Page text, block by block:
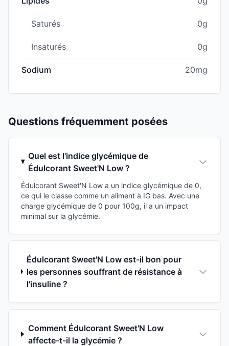
Saturés 0g
Insaturés 0g
Sodium 20mg
Questions fréquemment posées
Quel est l'indice glycémique de
Édulcorant Sweet'N Low ?
Édulcorant Sweet'N Low a un indice glycémique de 0,
ce qui le classe comme un aliment à IG bas. Avec une
charge glycémique de 0 pour 100g, il a un impact
minimal sur la glycémie.
Édulcorant Sweet'N Low est-il bon pour
les personnes souffrant de résistance à
l'insuline ?
Comment Édulcorant Sweet'N Low
affecte-t-il la glycémie ?